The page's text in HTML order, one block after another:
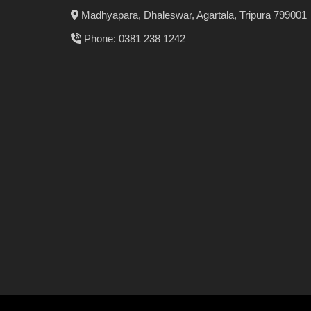
Madhyapara, Dhaleswar, Agartala, Tripura 799001
Phone: 0381 238 1242